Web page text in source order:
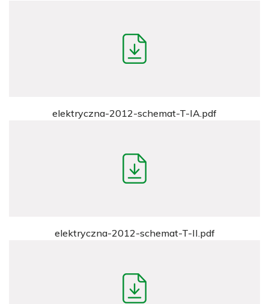
elektryczna-2012-schemat-T-IA.pdf
elektryczna-2012-schemat-T-II.pdf